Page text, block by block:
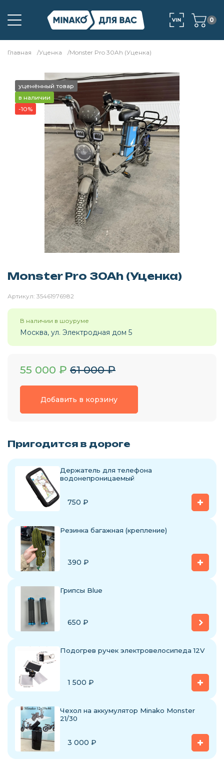
0
Главная Уценка Monster Pro 30Ah (Уценка)
уценённый товар
в наличии
-10%
Monster Pro 30Ah (Уценка)
Артикул: 35461976982
Москва, ул. Электродная дом 5
55 000 ₽ 61 000₽
Добавить в корзину
Пригодится в дороге
Держатель для телефона
водонепроницаемый
750 ₽
Резинка багажная (крепление)
390 ₽
Грипсы Blue
650 ₽
Подогрев ручек электровелосипеда 12V
1 500 ₽
Чехол на аккумулятор Minako Monster
21/30
3 000 ₽